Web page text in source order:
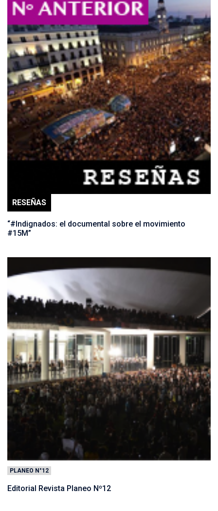
RESEÑAS
“#Indignados: el documental sobre el movimiento
#15M”
PLANEO N°12
Editorial Revista Planeo Nº12